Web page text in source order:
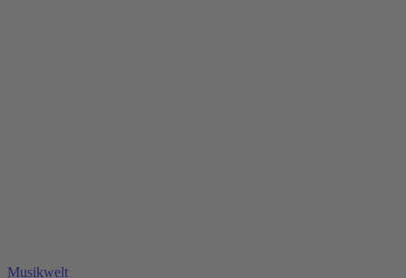
Musikwelt